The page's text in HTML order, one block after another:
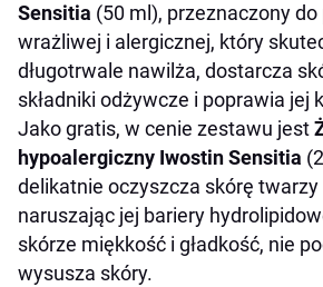
Sensitia (50 ml), przeznaczony
wrażliwej i alergicznej, który
długotrwale nawilża, dostarcza
składniki odżywcze i poprawia jej
Jako gratis, w cenie zestawu jest
hypoalergiczny Iwostin Sensitia
delikatnie oczyszcza skórę twarzy
naruszając jej bariery
skórze miękkość i gładkość, nie
wysusza skóry.